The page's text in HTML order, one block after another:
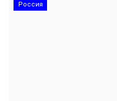
Россия